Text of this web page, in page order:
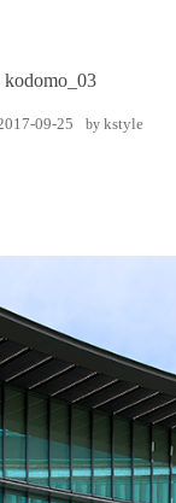
kodomo_03
09-25 bykstyle